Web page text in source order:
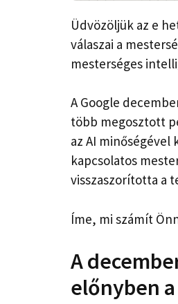
Üdvözöljük az e
válaszai a
mesterséges
A Google
több megosztott
az AI minőségével
kapcsolatos
visszaszorította a
Íme, mi számít
A
előnyben